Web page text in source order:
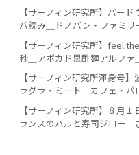
【サーフィン研究所】バー
バ読み＿ドノバン・ファミリ
【サーフィン研究所】feel
秒＿アボカド黒酢麺アルファ
【サーフィン研究所渾身号
ラグラ・ミート＿カフェ・パ
【サーフィン研究所】８月
ランスのハルと寿司ジロー＿